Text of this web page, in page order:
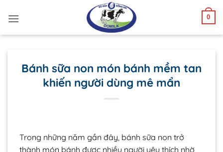
qua
0
Bánh sữa non món bánh mềm tan
khiến người dùng mê mẩn
Trong những năm gần đây, bánh sữa non trở
thành món bánh được nhiều người yêu thích nhờ